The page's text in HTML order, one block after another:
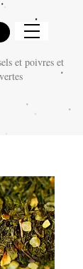
et poivres et